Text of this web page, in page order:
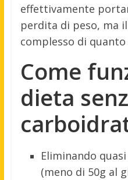
effettivamente
perdita di peso, ma
complesso di
Come
dieta
Eliminando
(meno di 50g al